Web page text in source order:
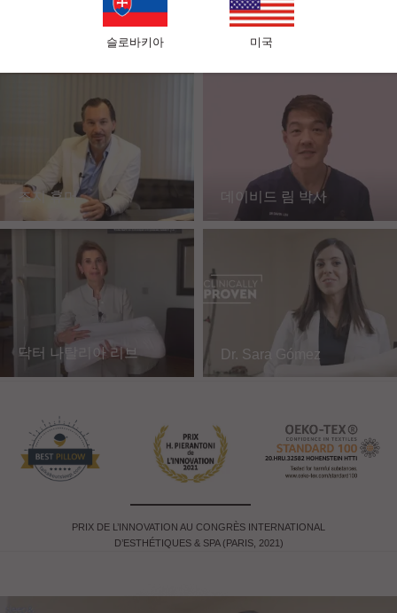
알레산드라 리치찌 사라 부르소
조지 휴머 데이비드 림 박사
닥터 나탈리아 리브 Dr. Sara Gómez
PRIX DE L’INNOVATION AU CONGRÈS INTERNATIONAL
D’ESTHÉTIQUES & SPA (PARIS, 2021)
슬로바키아 미국